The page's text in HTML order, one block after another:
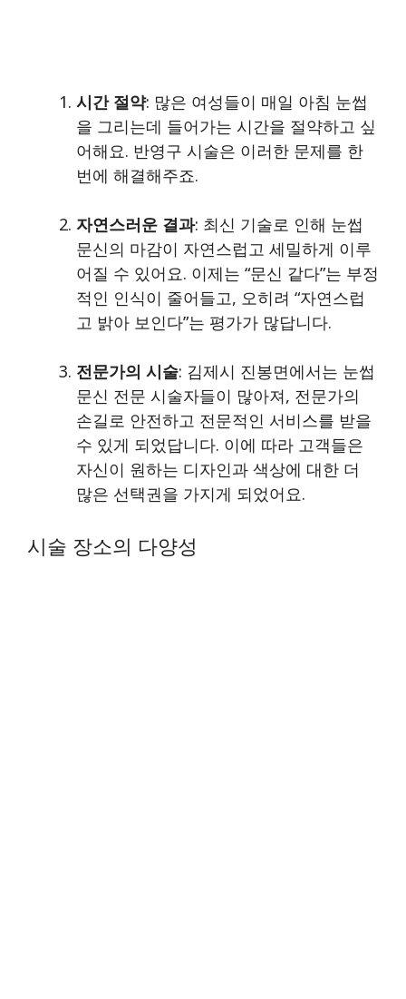
시간 절약: 많은 여성들이 매일 아침 눈썹
을 그리는데 들어가는 시간을 절약하고 싶
어해요. 반영구 시술은 이러한 문제를 한
번에 해결해주죠.
자연스러운 결과: 최신 기술로 인해 눈썹
문신의 마감이 자연스럽고 세밀하게 이루
어질 수 있어요. 이제는 “문신 같다”는 부정
적인 인식이 줄어들고, 오히려 “자연스럽
고 밝아 보인다”는 평가가 많답니다.
전문가의 시술: 김제시 진봉면에서는 눈썹
문신 전문 시술자들이 많아져, 전문가의
손길로 안전하고 전문적인 서비스를 받을
수 있게 되었답니다. 이에 따라 고객들은
자신이 원하는 디자인과 색상에 대한 더
많은 선택권을 가지게 되었어요.
시술 장소의 다양성